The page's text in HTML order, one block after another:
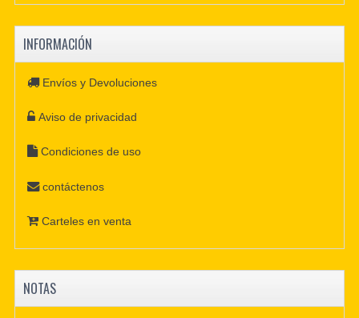
INFORMACIÓN
Envíos y Devoluciones
Aviso de privacidad
Condiciones de uso
contáctenos
Carteles en venta
NOTAS